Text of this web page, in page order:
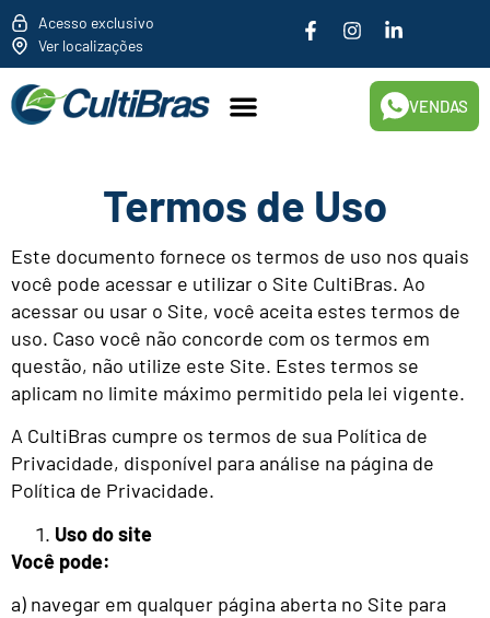
cultibrasAcesso exclusivo
Ver localizações
VENDAS
Termos de Uso
Este documento fornece os termos de uso nos quais
você pode acessar e utilizar o Site CultiBras. Ao
acessar ou usar o Site, você aceita estes termos de
uso. Caso você não concorde com os termos em
questão, não utilize este Site. Estes termos se
aplicam no limite máximo permitido pela lei vigente.
A CultiBras cumpre os termos de sua Política de
Privacidade, disponível para análise na página de
Política de Privacidade.
Uso do site
Você pode:
a) navegar em qualquer página aberta no Site para